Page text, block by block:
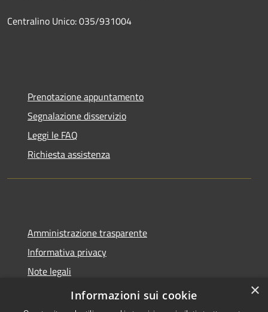
Centralino Unico: 035/931004
Prenotazione appuntamento
Segnalazione disservizio
Leggi le FAQ
Richiesta assistenza
Amministrazione trasparente
Informativa privacy
Note legali
Dichiarazione di accessibilità
×
Informazioni sui cookie